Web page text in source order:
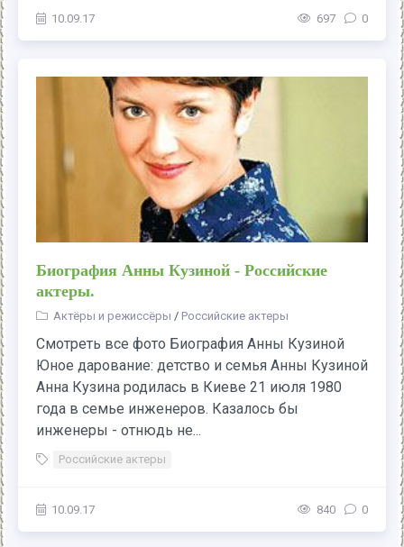
10.09.17 697 0
Биография Анны Кузиной - Российские
актеры.
Актёры и режиссёры / Российские актеры
Смотреть все фото Биография Анны Кузиной
Юное дарование: детство и семья Анны Кузиной
Анна Кузина родилась в Киеве 21 июля 1980
года в семье инженеров. Казалось бы
инженеры - отнюдь не...
Российские актеры
10.09.17 840 0